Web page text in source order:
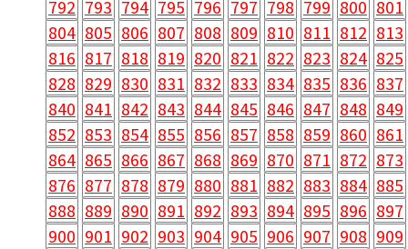
792 793 794 795 796 797 798 799 800 801
804 805 806 807 808 809 810 811 812 813
816 817 818 819 820 821 822 823 824 825
828 829 830 831 832 833 834 835 836 837
840 841 842 843 844 845 846 847 848 849
852 853 854 855 856 857 858 859 860 861
864 865 866 867 868 869 870 871 872 873
876 877 878 879 880 881 882 883 884 885
888 889 890 891 892 893 894 895 896 897
900 901 902 903 904 905 906 907 908 909